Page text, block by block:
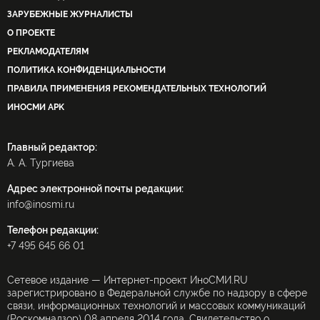
ЗАРУБЕЖНЫЕ ЖУРНАЛИСТЫ
О ПРОЕКТЕ
РЕКЛАМОДАТЕЛЯМ
ПОЛИТИКА КОНФИДЕНЦИАЛЬНОСТИ
ПРАВИЛА ПРИМЕНЕНИЯ РЕКОМЕНДАТЕЛЬНЫХ ТЕХНОЛОГИЙ
ИНОСМИ APK
Главный редактор:
А. А. Тургиева
Адрес электронной почты редакции:
info@inosmi.ru
Телефон редакции:
+7 495 645 66 01
Сетевое издание — Интернет-проект ИноСМИ.RU
зарегистрировано в Федеральной службе по надзору в сфере
связи, информационных технологий и массовых коммуникаций